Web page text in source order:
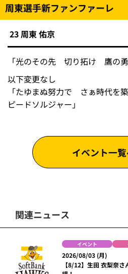
周東選手新ファンファーレ
23 周東 佑京
「光のその先 切り拓け 鷹の勇
以下変更なし
「たゆまぬ努力で さぁ時代
ピードソルジャー」
イベント一
関連ニュース
イベント
2026/08/03 (月)
【8/12】生田 衣梨奈